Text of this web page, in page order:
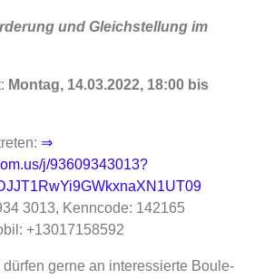
und Gleichstellung im
Montag, 14.03.2022, 18:00 bis
⇒
j/93609343013?
3013, Kenncode: 142165
+13017158592
gerne an interessierte Boule-